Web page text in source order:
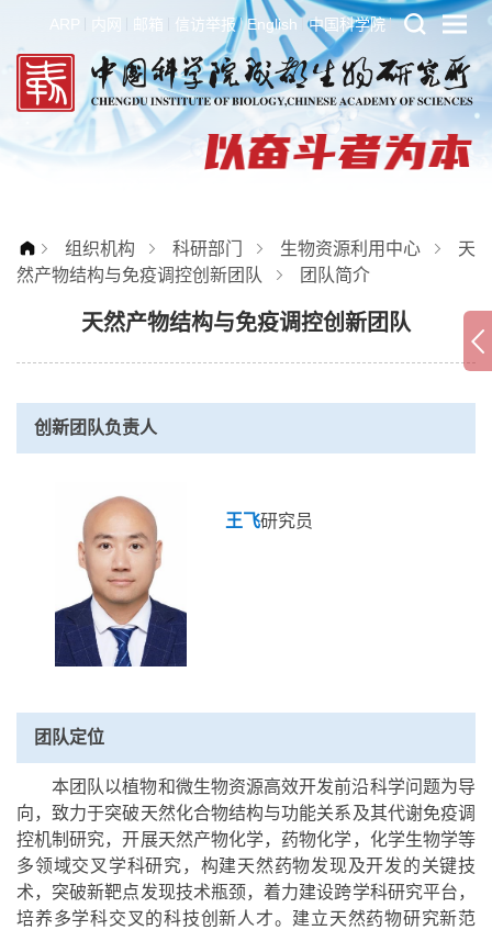
ARP 内网 邮箱 信访举报 English 中国科学院
组织机构 科研部门 生物资源利用中心
天
然产物结构与免疫调控创新团队
团队简介
天然产物结构与免疫调控创新团队
创新团队负责人
王飞研究员
团队定位
本团队以植物和微生物资源高效开发前沿科学问题为导
向，致力于突破天然化合物结构与功能关系及其代谢免疫调
控机制研究，开展天然产物化学，药物化学，化学生物学等
多领域交叉学科研究，构建天然药物发现及开发的关键技
术，突破新靶点发现技术瓶颈，着力建设跨学科研究平台，
培养多学科交叉的科技创新人才。建立天然药物研究新范